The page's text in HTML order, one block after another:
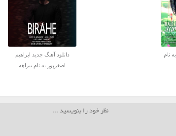
نام
دانلود آهنگ جدید ابراهیم
اصغرپور به نام بیراهه